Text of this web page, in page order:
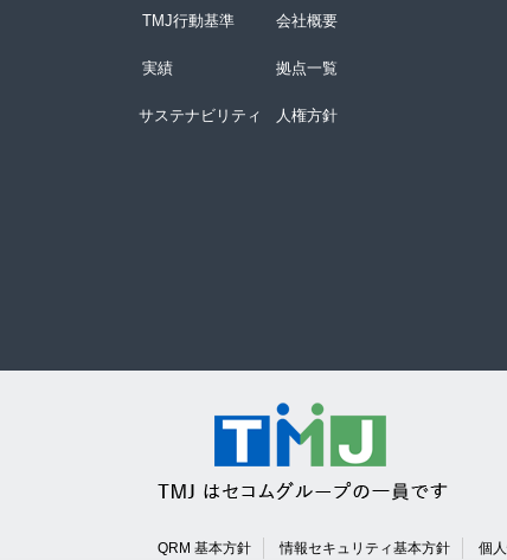
TMJ行動基準 会社概要
実績 拠点一覧
サステナビリティ 人権方針
QRM 基本方針 情報セキュリティ基本方針 個